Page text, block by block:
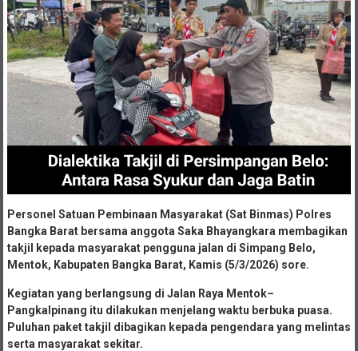
Personel Satuan Pembinaan Masyarakat (Sat Binmas) Polres
Bangka Barat bersama anggota Saka Bhayangkara membagikan
takjil kepada masyarakat pengguna jalan di Simpang Belo,
Mentok, Kabupaten Bangka Barat, Kamis (5/3/2026) sore.
Kegiatan yang berlangsung di Jalan Raya Mentok–
Pangkalpinang itu dilakukan menjelang waktu berbuka puasa.
Puluhan paket takjil dibagikan kepada pengendara yang melintas
serta masyarakat sekitar.